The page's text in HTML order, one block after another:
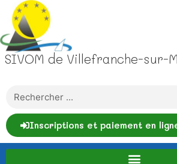
SIVOM de Villefranche-sur-
Inscriptions et paiement en